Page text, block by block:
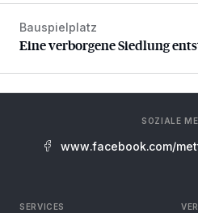
Eine verborgene Siedlung
Bauspielplatz
Eine verborgene Siedlung
SOZIALE
www.facebook.com/
SERVICES